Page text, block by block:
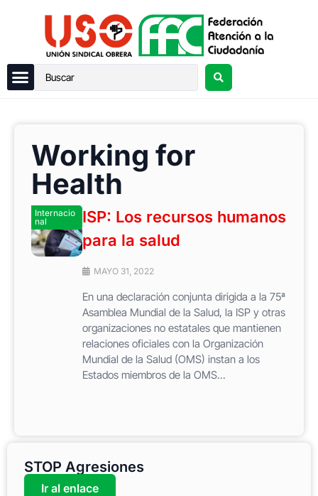
Working for
Health
Internacio
nal
ISP: Los recursos humanos
para la salud
MAYO 31, 2022
En una declaración conjunta dirigida a la 75ª
Asamblea Mundial de la Salud, la ISP y otras
organizaciones no estatales que mantienen
relaciones oficiales con la Organización
Mundial de la Salud (OMS) instan a los
Estados miembros de la OMS...
STOP Agresiones
Ir al enlace